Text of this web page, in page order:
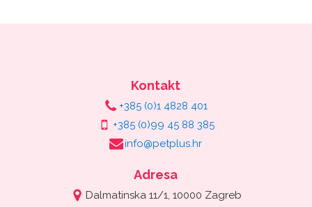
Kontakt
+385 (0)1 4828 401
+385 (0)99 45 88 385
info@petplus.hr
Adresa
Dalmatinska 11/1, 10000 Zagreb